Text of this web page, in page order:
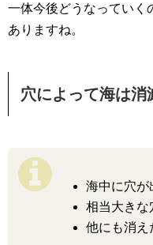
一体今後どうなっていく
ありますね。
穴によって海は消
海中に穴が
相当大きな
他にも消え